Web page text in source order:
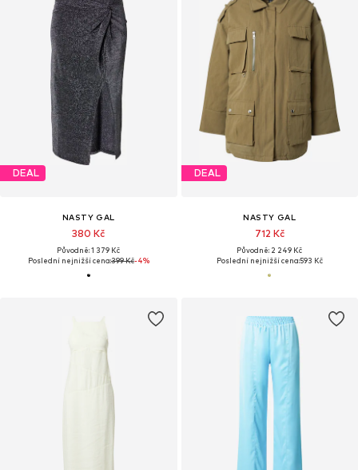
DEAL
NASTY GAL
380 Kč
Původně: 1 379 Kč
Poslední nejnižší cena:399 Kč-4%
DEAL
NASTY GAL
712 Kč
Původně: 2 249 Kč
Poslední nejnižší cena:593 Kč